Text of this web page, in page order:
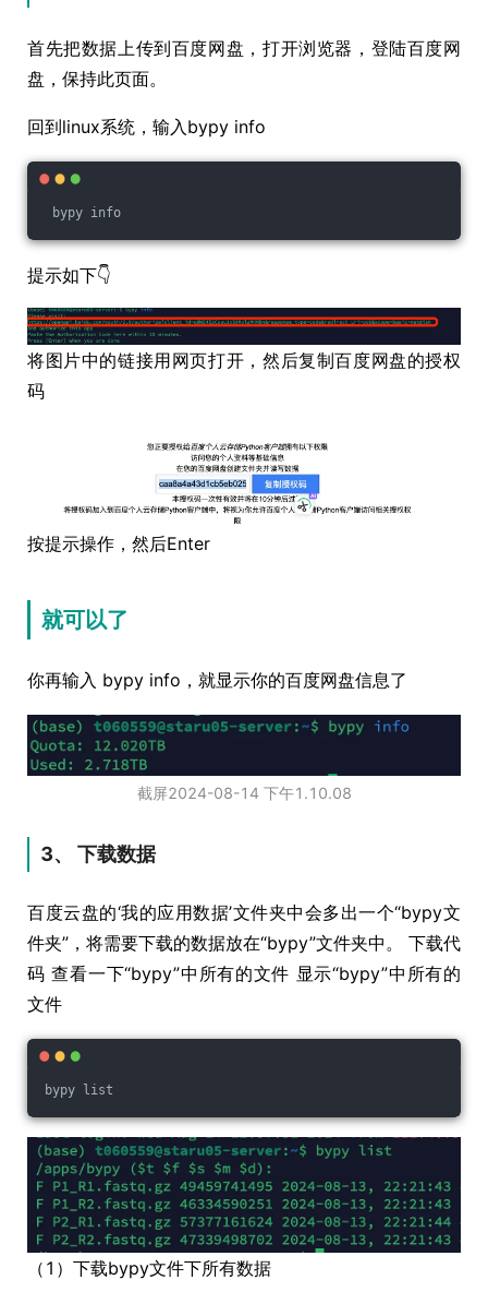
首先把数据上传到百度网盘，打开浏览器，登陆百度网
盘，保持此页面。
回到linux系统，输入bypy info
bypy info
提示如下👇
将图片中的链接用网页打开，然后复制百度网盘的授权
码
按提示操作，然后Enter
就可以了
你再输入 bypy info，就显示你的百度网盘信息了
截屏2024-08-14 下午1.10.08
3、 下载数据
百度云盘的‘我的应用数据’文件夹中会多出一个“bypy文
件夹”，将需要下载的数据放在“bypy”文件夹中。 下载代
码 查看一下“bypy”中所有的文件 显示“bypy”中所有的
文件
bypy list
（1）下载bypy文件下所有数据